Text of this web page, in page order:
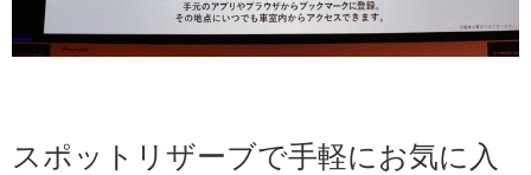
スポットリザーブで手軽にお気に入